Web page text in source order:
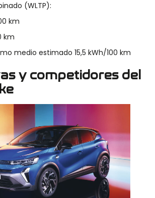
(WLTP):
km
km
medio estimado 15,5 kWh/100 km
y competidores del